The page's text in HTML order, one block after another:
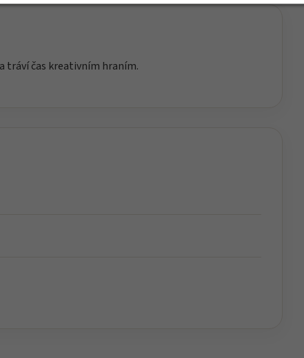
tráví čas kreativním hraním.